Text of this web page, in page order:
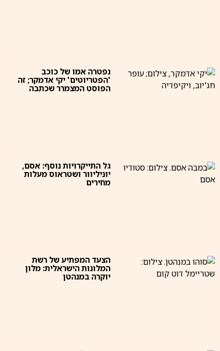
נפטרה אמו של כוכב
'הפטריוטים' יקי אדמקר; זה
הפוסט המצמרר שכתבה
גל התייקרויות נוסף: אסם,
יוניליוור ושטראוס מעלות
מחירים
הצעד המפתיע של רשת
המלונות הישראלית: מלון
יוקרה במנהטן